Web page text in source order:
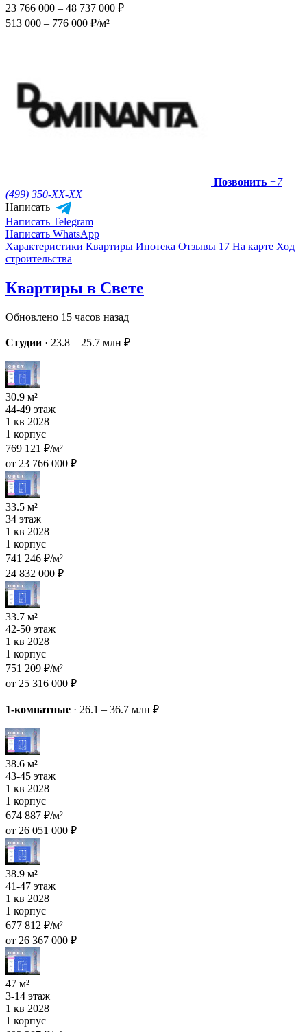
23 766 000 – 48 737 000 ₽
513 000 – 776 000 ₽/м²
Позвонить +7
(499) 350-XX-XX
Написать
Написать Telegram
Написать WhatsApp
Характеристики Квартиры Ипотека Отзывы 17 На карте Ход
строительства
Квартиры в Свете
Обновлено 15 часов назад
Студии · 23.8 – 25.7 млн ₽
30.9 м²
44-49 этаж
1 кв 2028
1 корпус
769 121 ₽/м²
от 23 766 000 ₽
33.5 м²
34 этаж
1 кв 2028
1 корпус
741 246 ₽/м²
24 832 000 ₽
33.7 м²
42-50 этаж
1 кв 2028
1 корпус
751 209 ₽/м²
от 25 316 000 ₽
1-комнатные · 26.1 – 36.7 млн ₽
38.6 м²
43-45 этаж
1 кв 2028
1 корпус
674 887 ₽/м²
от 26 051 000 ₽
38.9 м²
41-47 этаж
1 кв 2028
1 корпус
677 812 ₽/м²
от 26 367 000 ₽
47 м²
3-14 этаж
1 кв 2028
1 корпус